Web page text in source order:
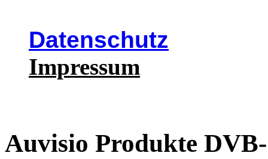
Datenschutz
Impressum
Auvisio Produkte